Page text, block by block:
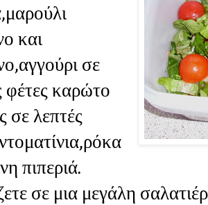
και
σε
φέτες καρώτο
σε λεπτές
πιπεριά.
σε μια μεγάλη